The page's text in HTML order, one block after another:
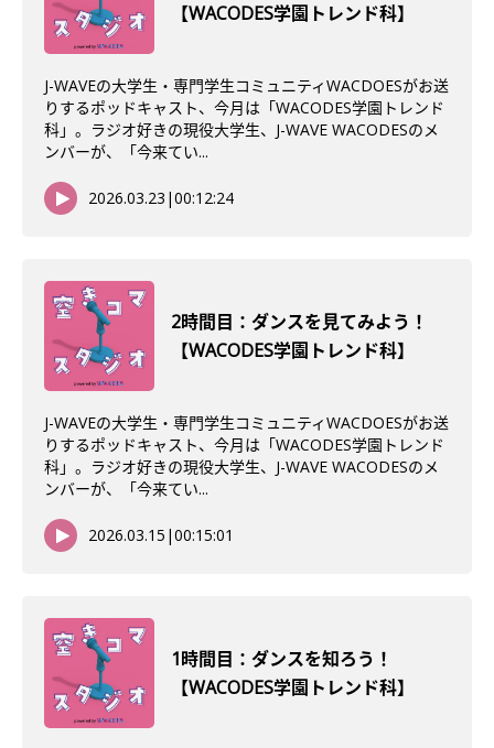
【WACODES学園トレンド科】
J-WAVEの大学生・専門学生コミュニティWACDOESがお送
りするポッドキャスト、今月は「WACODES学園トレンド
科」。ラジオ好きの現役大学生、J-WAVE WACODESのメ
ンバーが、「今来てい...
2026.03.23 |00:12:24
2時間目：ダンスを見てみよう！
【WACODES学園トレンド科】
J-WAVEの大学生・専門学生コミュニティWACDOESがお送
りするポッドキャスト、今月は「WACODES学園トレンド
科」。ラジオ好きの現役大学生、J-WAVE WACODESのメ
ンバーが、「今来てい...
2026.03.15 |00:15:01
1時間目：ダンスを知ろう！
【WACODES学園トレンド科】